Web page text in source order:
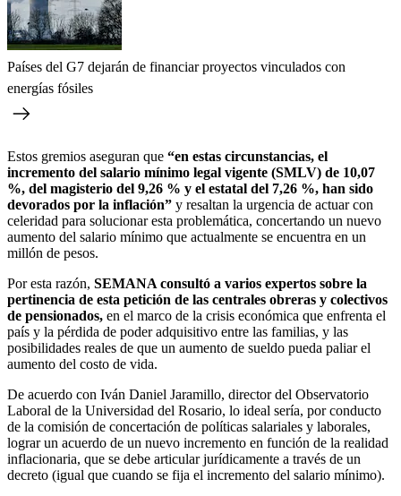
Países del G7 dejarán de financiar proyectos vinculados con
energías fósiles
Estos gremios aseguran que “en estas circunstancias, el
incremento del salario mínimo legal vigente (SMLV) de 10,07
%, del magisterio del 9,26 % y el estatal del 7,26 %, han sido
devorados por la inflación” y resaltan la urgencia de actuar con
celeridad para solucionar esta problemática, concertando un nuevo
aumento del salario mínimo que actualmente se encuentra en un
millón de pesos.
Por esta razón, SEMANA consultó a varios expertos sobre la
pertinencia de esta petición de las centrales obreras y colectivos
de pensionados, en el marco de la crisis económica que enfrenta el
país y la pérdida de poder adquisitivo entre las familias, y las
posibilidades reales de que un aumento de sueldo pueda paliar el
aumento del costo de vida.
De acuerdo con Iván Daniel Jaramillo, director del Observatorio
Laboral de la Universidad del Rosario, lo ideal sería, por conducto
de la comisión de concertación de políticas salariales y laborales,
lograr un acuerdo de un nuevo incremento en función de la realidad
inflacionaria, que se debe articular jurídicamente a través de un
decreto (igual que cuando se fija el incremento del salario mínimo).